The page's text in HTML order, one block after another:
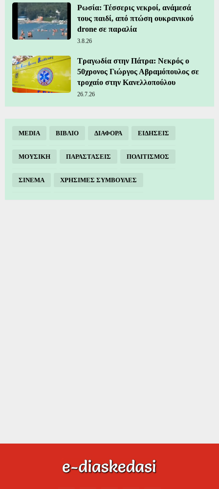
Ρωσία: Τέσσερις νεκροί, ανάμεσά
τους παιδί, από πτώση ουκρανικού
drone σε παραλία
3.8.26
Τραγωδία στην Πάτρα: Νεκρός ο
50χρονος Γιώργος Αβραμόπουλος σε
τροχαίο στην Κανελλοπούλου
26.7.26
MEDIA ΒΙΒΛΙΟ ΔΙΑΦΟΡΑ ΕΙΔΗΣΕΙΣ
ΜΟΥΣΙΚΗ ΠΑΡΑΣΤΑΣΕΙΣ ΠΟΛΙΤΙΣΜΟΣ
ΣΙΝΕΜΑ ΧΡΗΣΙΜΕΣ ΣΥΜΒΟΥΛΕΣ